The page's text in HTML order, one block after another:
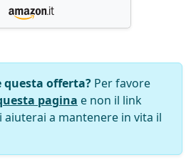
questa offerta? Per favore
pagina e non il link
a mantenere in vita il